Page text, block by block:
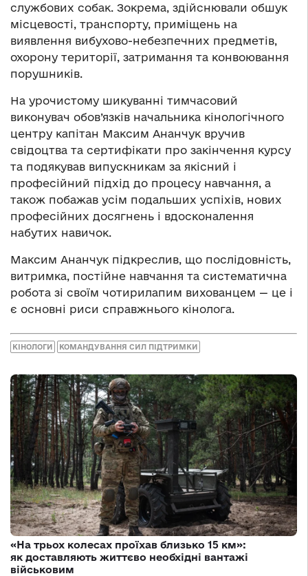
службових собак. Зокрема, здійснювали обшук
місцевості, транспорту, приміщень на
виявлення вибухово-небезпечних предметів,
охорону території, затримання та конвоювання
порушників.
На урочистому шикуванні тимчасовий
виконувач обов’язків начальника кінологічного
центру капітан Максим Ананчук вручив
свідоцтва та сертифікати про закінчення курсу
та подякував випускникам за якісний і
професійний підхід до процесу навчання, а
також побажав усім подальших успіхів, нових
професійних досягнень і вдосконалення
набутих навичок.
Максим Ананчук підкреслив, що послідовність,
витримка, постійне навчання та систематична
робота зі своїм чотирилапим вихованцем — це і
є основні риси справжнього кінолога.
КІНОЛОГИ КОМАНДУВАННЯ СИЛ ПІДТРИМКИ
«На трьох колесах проїхав близько 15 км»:
як доставляють життєво необхідні вантажі
військовим